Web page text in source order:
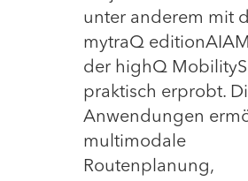
unter anderem mit
mytraQ
der highQ
praktisch erprobt.
Anwendungen
multimodale
Routenplanung,